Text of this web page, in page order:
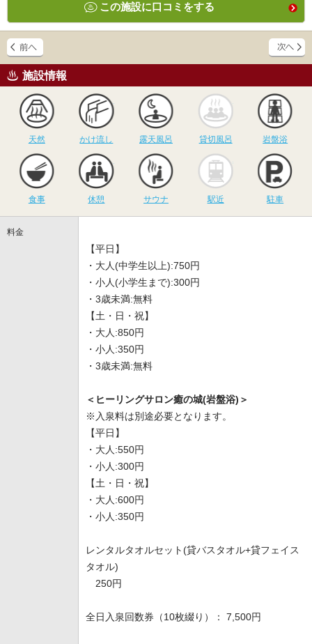
この施設に口コミをする
施設情報
天然
かけ流し
かけ流し
露天風呂
露天風呂
貸切風呂
貸切風呂 岩盤浴
食事 休憩
サウナ
サウナ 駅近 駐車
料金
【平日】
・大人(中学生以上):750円
・小人(小学生まで):300円
・3歳未満:無料
【土・日・祝】
・大人:850円
・小人:350円
・3歳未満:無料
＜ヒーリングサロン癒の城(岩盤浴)＞
※入泉料は別途必要となります。
【平日】
・大人:550円
・小人:300円
【土・日・祝】
・大人:600円
・小人:350円
レンタルタオルセット(貸バスタオル+貸フェイス
タオル)
250円
全日入泉回数券（10枚綴り）： 7,500円